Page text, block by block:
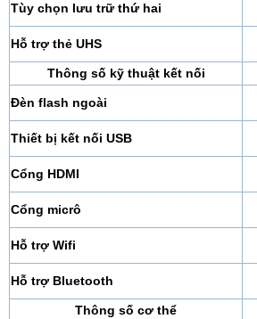
Tùy chọn lưu trữ thứ hai
Hỗ trợ thẻ UHS
Thông số kỹ thuật kết nối
Đèn flash ngoài
Thiết bị kết nối USB
Cổng HDMI
Cổng micrô
Hỗ trợ Wifi
Hỗ trợ Bluetooth
Thông số cơ thể